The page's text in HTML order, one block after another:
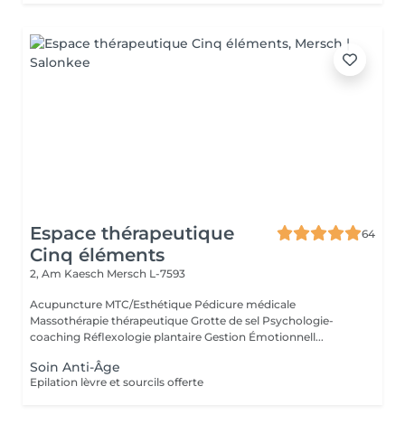
Espace thérapeutique
Cinq éléments
64
2, Am Kaesch Mersch L-7593
Acupuncture MTC/Esthétique Pédicure médicale
Massothérapie thérapeutique Grotte de sel Psychologie-
coaching Réflexologie plantaire Gestion Émotionnell...
Soin Anti-Âge
Epilation lèvre et sourcils offerte